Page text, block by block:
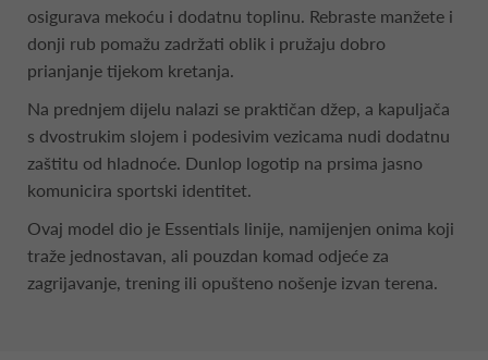
osigurava mekoću i dodatnu toplinu. Rebraste manžete i
donji rub pomažu zadržati oblik i pružaju dobro
prianjanje tijekom kretanja.
Na prednjem dijelu nalazi se praktičan džep, a kapuljača
s dvostrukim slojem i podesivim vezicama nudi dodatnu
zaštitu od hladnoće. Dunlop logotip na prsima jasno
komunicira sportski identitet.
Ovaj model dio je Essentials linije, namijenjen onima koji
traže jednostavan, ali pouzdan komad odjeće za
zagrijavanje, trening ili opušteno nošenje izvan terena.